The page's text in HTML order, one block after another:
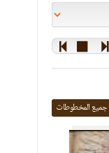
المخطوطات